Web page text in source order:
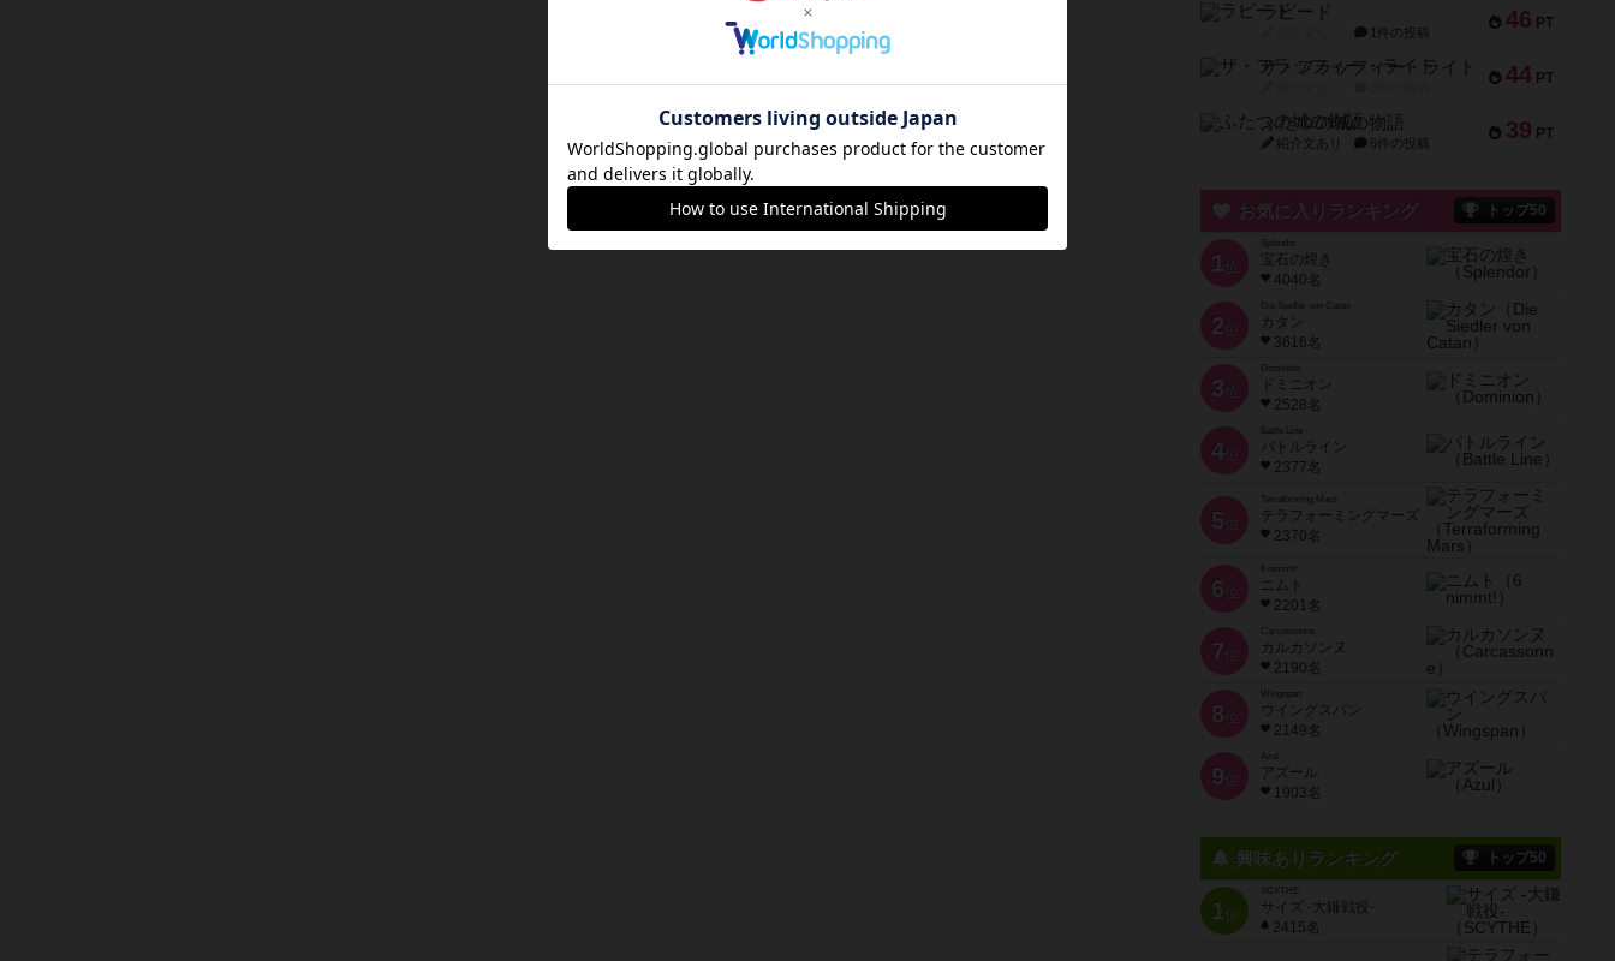
46 PT
ラピード
1件の投稿
44 PT
ザ・フラッフィー・ライト
39 PT
ふたつの城の物語
紹介文あり 6件の投稿
お気に入りランキング トップ50
1 位
宝石の煌き
4040名
2 位
Die Siedler von Catan
カタン
3616名
3 位
ドミニオン
2528名
4位
Battle Line
バトルライン
2377名
5 位
Terraforming Mars
テラフォーミングマーズ
2370名
6 位
ニムト
2201名
7 位
Carcassonne
カルカソンヌ
2190名
8 位
Wingspan
ウイングスパン
2149名
9 位
Azul
アズール
1903名
興味ありランキング トップ50
1位
SCYTHE
サイズ -大鎌戦役-
2415名